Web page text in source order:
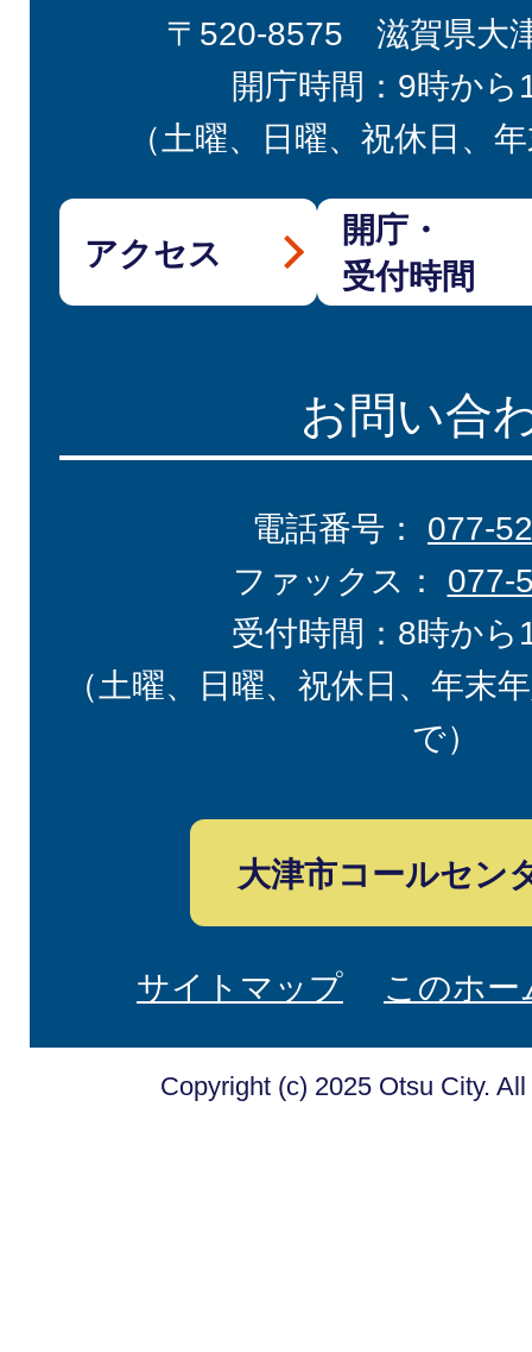
〒520-8575 滋賀県大
開庁時間：9時から
（土曜、日曜、祝休日、
アクセス
開庁・
受付時間
お問い合
電話番号： 077-
ファックス： 077-
受付時間：8時から
（土曜、日曜、祝休日、年末
で）
大津市コールセン
サイトマップ このホ
Copyright (c) 2025 Otsu City.